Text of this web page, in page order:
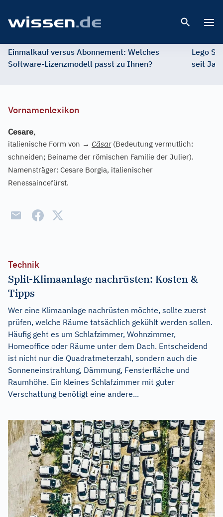
Einmalkauf versus Abonnement: Welches
Software-Lizenzmodell passt zu Ihnen?
Lego
seit
Vornamenlexikon
Cesare,
italienische Form von → Cäsar(Bedeutung vermutlich:
schneiden; Beiname der römischen Familie der Julier).
Namensträger: Cesare Borgia, italienischer
Renessaincefürst.
Technik
Split-Klimaanlage nachrüsten: Kosten &
Tipps
Wer eine Klimaanlage nachrüsten möchte, sollte zuerst
prüfen, welche Räume tatsächlich gekühlt werden sollen.
Häufig geht es um Schlafzimmer, Wohnzimmer,
Homeoffice oder Räume unter dem Dach. Entscheidend
ist nicht nur die Quadratmeterzahl, sondern auch die
Sonneneinstrahlung, Dämmung, Fensterfläche und
Raumhöhe. Ein kleines Schlafzimmer mit guter
Verschattung benötigt eine andere...